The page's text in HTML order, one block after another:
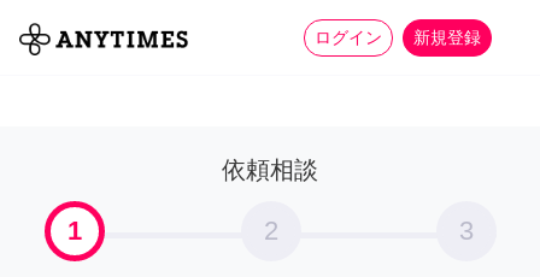
ログイン 新規登録
全て 家事 more_horiz
依頼相談
1 2 3